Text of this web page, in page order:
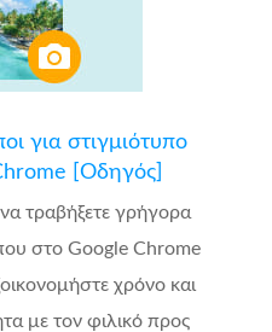
για στιγμιότυπο
[Οδηγός]
τραβήξετε γρήγορα
στο Google Chrome
χρόνο και
με τον φιλικό προς